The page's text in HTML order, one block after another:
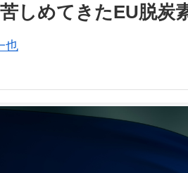
しめてきたEU脱炭
也